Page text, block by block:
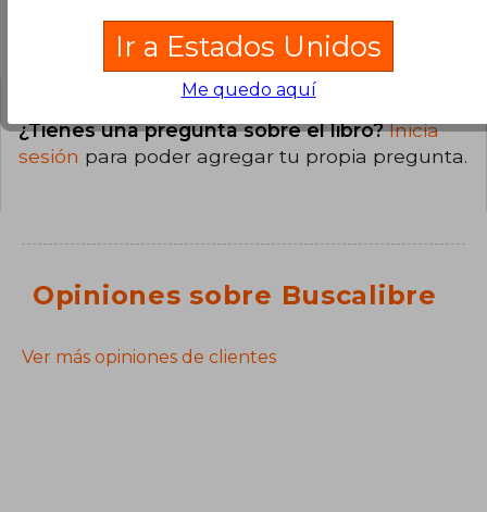
Preguntas y respuestas sobre el libro
¿Tienes una pregunta sobre el libro?Inicia
sesión para poder agregar tu propia pregunta.
Opiniones sobre Buscalibre
Ver más opiniones de clientes
Ir a Estados Unidos
Me quedo aquí